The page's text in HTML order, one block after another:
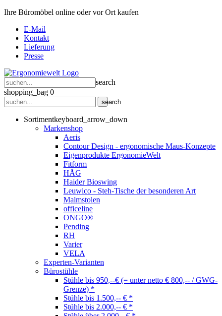
Ihre Büromöbel online oder vor Ort kaufen
E-Mail
Kontakt
Lieferung
Presse
search
shopping_bag 0
search
Sortimentkeyboard_arrow_down
Markenshop
Aeris
Contour Design - ergonomische Maus-Konzepte
Eigenprodukte ErgonomieWelt
Fitform
HÅG
Haider Bioswing
Leuwico - Steh-Tische der besonderen Art
Malmstolen
officeline
ONGO®
Pending
RH
Varier
VELA
Experten-Varianten
Bürostühle
Stühle bis 950,--€ (= unter netto € 800,-- / GWG-
Grenze) *
Stühle bis 1.500,-- € *
Stühle bis 2.000,-- € *